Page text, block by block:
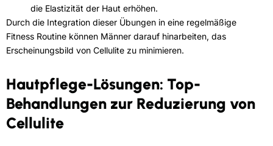
die Elastizität der Haut erhöhen.
Durch die Integration dieser Übungen in eine regelmäßige
Fitness Routine können Männer darauf hinarbeiten, das
Erscheinungsbild von Cellulite zu minimieren.
Hautpflege-Lösungen: Top-
Behandlungen zur Reduzierung von
Cellulite